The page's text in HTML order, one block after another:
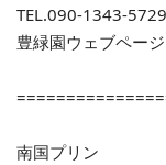
TEL.090-1343-5729
豊緑園ウェブペー
南国プリン